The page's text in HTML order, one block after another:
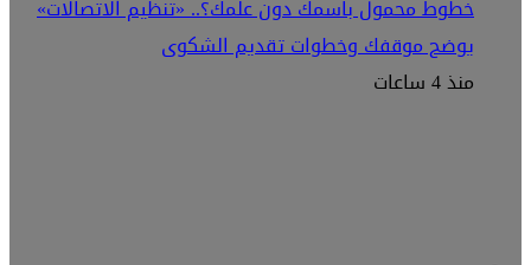
خطوط محمول باسمك دون علمك؟.. «تنظيم الاتصالات»
يوضح موقفك وخطوات تقديم الشكوى
منذ 4 ساعات